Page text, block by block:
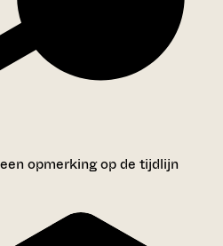
opmerking op de tijdlijn